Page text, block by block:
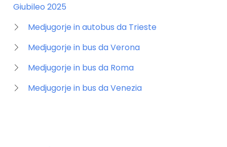
Giubileo 2025
Medjugorje in autobus da Trieste
Medjugorje in bus da Verona
Medjugorje in bus da Roma
Medjugorje in bus da Venezia